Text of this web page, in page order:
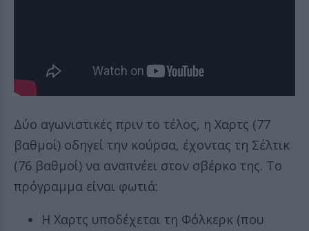
Δύο αγωνιστικές πριν το τέλος, η Χαρτς (77
βαθμοί) οδηγεί την κούρσα, έχοντας τη Σέλτικ
(76 βαθμοί) να αναπνέει στον σβέρκο της. Το
πρόγραμμα είναι φωτιά:
Η Χαρτς υποδέχεται τη Φόλκερκ (που